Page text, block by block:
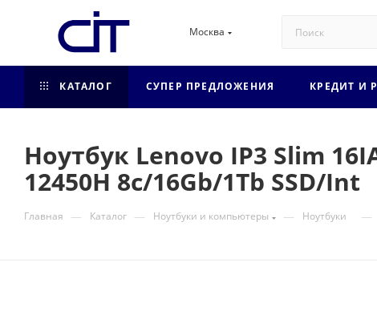
Москва
КАТАЛОГ СУПЕР ПРЕДЛОЖЕНИЯ КРЕДИТ И
Ноутбук Lenovo IP3 Slim
12450H 8с/16Gb/1Tb SSD/Int
Главная — Каталог — Ноутбуки и компьютеры — Ноутбуки —